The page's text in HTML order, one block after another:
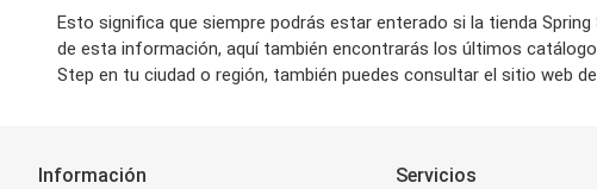
Esto significa que siempre podrás estar enterado si la tienda
de esta información, aquí también encontrarás los últimos
Step en tu ciudad o región, también puedes consultar el sitio web
Información Servicios